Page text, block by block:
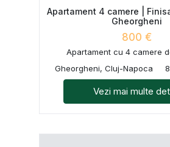
Apartament 4 camere |
Gheorgheni
800 €
Apartament cu 4 camere
Gheorgheni, Cluj-Napoca
Vezi mai multe